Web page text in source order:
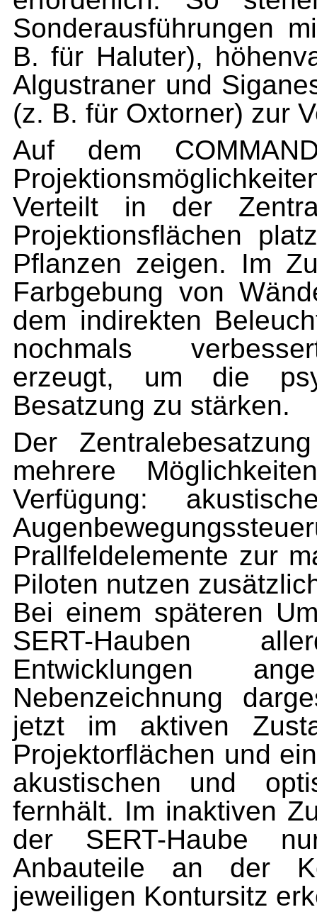
Sonderausführungen
B. für Haluter),
Algustraner und
(z. B. für Oxtorner) zur
Auf dem
Verteilt in der
Projektionsflächen
Pflanzen zeigen. Im
Farbgebung von
dem indirekten
nochmals
erzeugt, um die
Besatzung zu stärken.
Der
mehrere
Verfügung:
Prallfeldelemente zur
Piloten nutzen
Bei einem späteren
SERT-Hauben
Entwicklungen
Nebenzeichnung
jetzt im aktiven
Projektorflächen und
akustischen und
fernhält. Im inaktiven
der SERT-Haube
Anbauteile an der
jeweiligen Kontursitz